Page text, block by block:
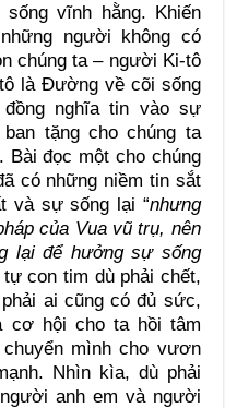
vĩnh hằng. Khiến
người không có
chúng ta – người Ki-tô
là Đường về cõi sống
nghĩa tin vào sự
tặng cho chúng ta
đọc một cho chúng
có những niềm tin sắt
và sự sống lại “nhưng
của Vua vũ trụ, nên
lại để hưởng sự sống
con tim dù phải chết,
ai cũng có đủ sức,
cơ hội cho ta hồi tâm
mình cho vươn
Nhìn kìa, dù phải
anh em và người